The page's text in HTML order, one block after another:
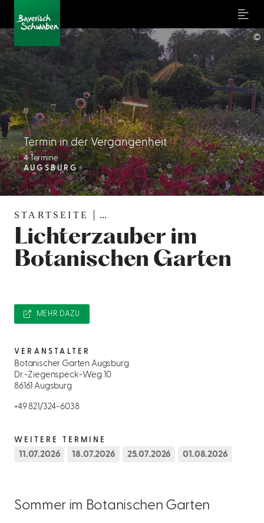
Menu
STARTSEITE ...
Lichterzauber im
Botanischen Garten
Termin in der Vergangenheit
4 Termine
AUGSBURG
©
Sommer im Botanischen Garten
MEHR DAZU
VERANSTALTER
Botanischer Garten Augsburg
Dr.-Ziegenspeck-Weg 10
86161 Augsburg
+49 821/324-6038
WEITERE TERMINE
11.07.2026 18.07.2026 25.07.2026 01.08.2026